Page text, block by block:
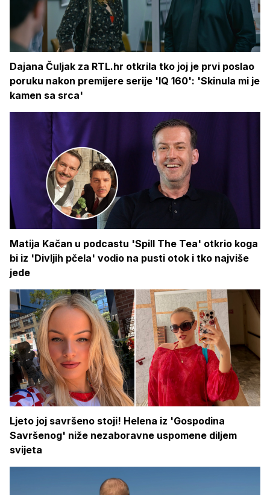
Dajana Čuljak za RTL.hr otkrila tko joj je prvi poslao
poruku nakon premijere serije 'IQ 160': 'Skinula mi je
kamen sa srca'
Matija Kačan u podcastu 'Spill The Tea' otkrio koga
bi iz 'Divljih pčela' vodio na pusti otok i tko najviše
jede
Ljeto joj savršeno stoji! Helena iz 'Gospodina
Savršenog' niže nezaboravne uspomene diljem
svijeta